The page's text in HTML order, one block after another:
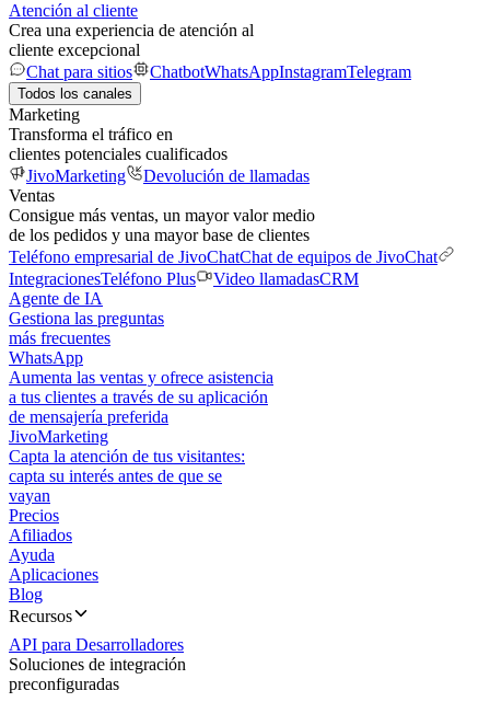
Atención al cliente
Crea una experiencia de atención al
cliente excepcional
Chat para sitios
ChatbotWhatsAppInstagramTelegram
Todos los canales
Marketing
Transforma el tráfico en
clientes potenciales cualificados
JivoMarketing
Devolución de llamadas
Ventas
Consigue más ventas, un mayor valor medio
de los pedidos y una mayor base de clientes
Teléfono empresarial de JivoChatChat de equipos de JivoChat
IntegracionesTeléfono Plus Video llamadasCRM
Agente de IA
Gestiona las preguntas
más frecuentes
WhatsApp
Aumenta las ventas y ofrece asistencia
a tus clientes a través de su aplicación
de mensajería preferida
JivoMarketing
Capta la atención de tus visitantes:
capta su interés antes de que se
vayan
Precios
Afiliados
Ayuda
Aplicaciones
Blog
Recursos
API para Desarrolladores
Soluciones de integración
preconfiguradas